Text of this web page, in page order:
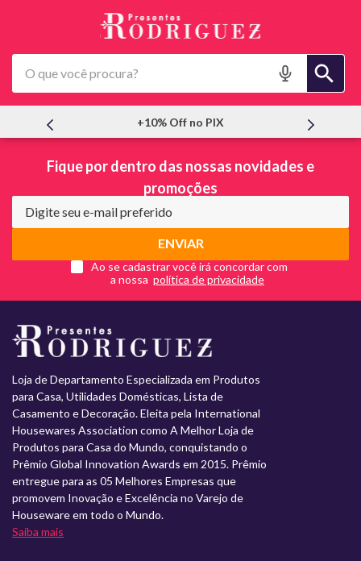
O que você procura?
+10% Off no PIX
Fique por dentro das nossas novidades e
promoções
ENVIAR
Ao se cadastrar você irá concordar com
a nossa
Loja de Departamento Especializada em Produtos
para Casa, Utilidades Domésticas, Lista de
Casamento e Decoração. Eleita pela International
Housewares Association como A Melhor Loja de
Produtos para Casa do Mundo, conquistando o
Prêmio Global Innovation Awards em 2015. Prêmio
entregue para as 05 Melhores Empresas que
promovem Inovação e Excelência no Varejo de
Houseware em todo o Mundo.
Saiba mais